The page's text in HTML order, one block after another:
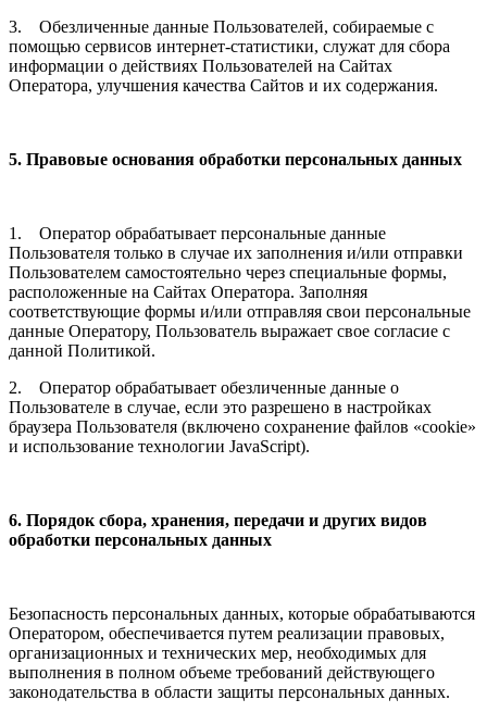
3. Обезличенные данные Пользователей, собираемые с
помощью сервисов интернет-статистики, служат для сбора
информации о действиях Пользователей на Сайтах
Оператора, улучшения качества Сайтов и их содержания.
5. Правовые основания обработки персональных данных
1. Оператор обрабатывает персональные данные
Пользователя только в случае их заполнения и/или отправки
Пользователем самостоятельно через специальные формы,
расположенные на Сайтах Оператора. Заполняя
соответствующие формы и/или отправляя свои персональные
данные Оператору, Пользователь выражает свое согласие с
данной Политикой.
2. Оператор обрабатывает обезличенные данные о
Пользователе в случае, если это разрешено в настройках
браузера Пользователя (включено сохранение файлов «cookie»
и использование технологии JavaScript).
6. Порядок сбора, хранения, передачи и других видов
обработки персональных данных
Безопасность персональных данных, которые обрабатываются
Оператором, обеспечивается путем реализации правовых,
организационных и технических мер, необходимых для
выполнения в полном объеме требований действующего
законодательства в области защиты персональных данных.